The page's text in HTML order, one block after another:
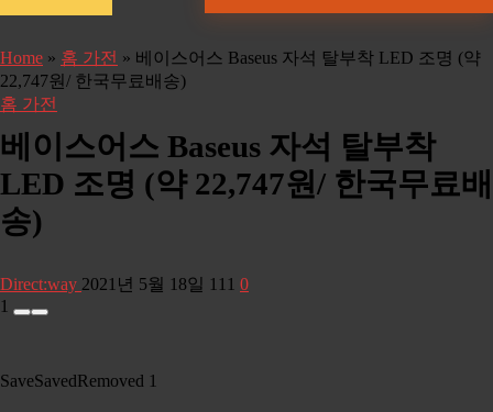
Home » 홈 가전 » 베이스어스 Baseus 자석 탈부착 LED 조명 (약
22,747원/ 한국무료배송)
홈 가전
베이스어스 Baseus 자석 탈부착
LED 조명 (약 22,747원/ 한국무료배
송)
Direct:way 2021년 5월 18일 111 0
1
SaveSavedRemoved 1